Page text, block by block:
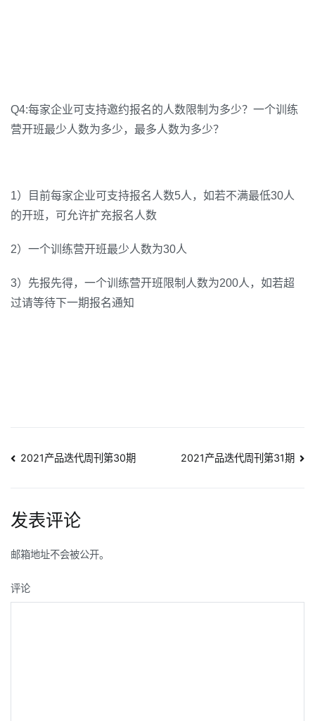
Q4:每家企业可支持邀约报名的人数限制为多少？一个训练
营开班最少人数为多少，最多人数为多少？
1）目前每家企业可支持报名人数5人，如若不满最低30人
的开班，可允许扩充报名人数
2）一个训练营开班最少人数为30人
3）先报先得，一个训练营开班限制人数为200人，如若超
过请等待下一期报名通知
文
导
航
2021产品迭代周刊第30期 2021产品迭代周刊第31期
发表评论
邮箱地址不会被公开。
评论